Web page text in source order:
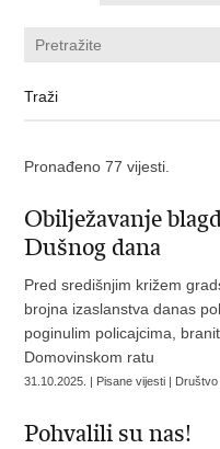
Pronađeno 77 vijesti.
Obilježavanje
Dušnog dana
Pred središnjim križem
brojna izaslanstva danas
poginulim policajcima,
Domovinskom ratu
31.10.2025. | Pisane vijesti |
Pohvalili su nas!